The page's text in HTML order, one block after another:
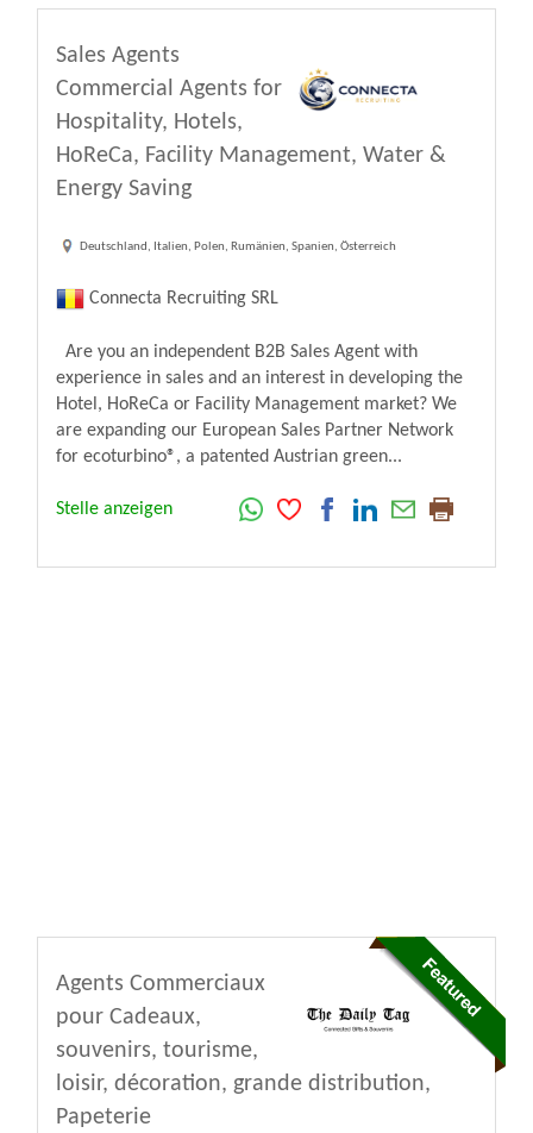
Sales Agents
Commercial Agents for
Hospitality, Hotels,
HoReCa, Facility Management, Water &
Energy Saving
Deutschland, Italien, Polen, Rumänien, Spanien, Österreich
Connecta Recruiting SRL
Are you an independent B2B Sales Agent with
experience in sales and an interest in developing the
Hotel, HoReCa or Facility Management market? We
are expanding our European Sales Partner Network
for ecoturbino®, a patented Austrian green...
Stelle anzeigen
Agents Commerciaux
pour Cadeaux,
souvenirs, tourisme,
loisir, décoration, grande distribution,
Papeterie